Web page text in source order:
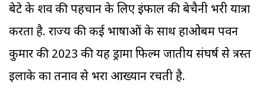
बेटे के शव की पहचान के लिए इंफाल की बेचैनी भरी यात्रा
करता है. राज्य की कई भाषाओं के साथ हाओबम पवन
कुमार की 2023 की यह ड्रामा फिल्म जातीय संघर्ष से त्रस्त
इलाके का तनाव से भरा आख्यान रचती है.